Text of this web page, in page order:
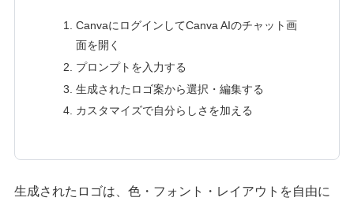
CanvaにログインしてCanva AIのチャット画
面を開く
プロンプトを入力する
生成されたロゴ案から選択・編集する
カスタマイズで自分らしさを加える
生成されたロゴは、色・フォント・レイアウトを自由に